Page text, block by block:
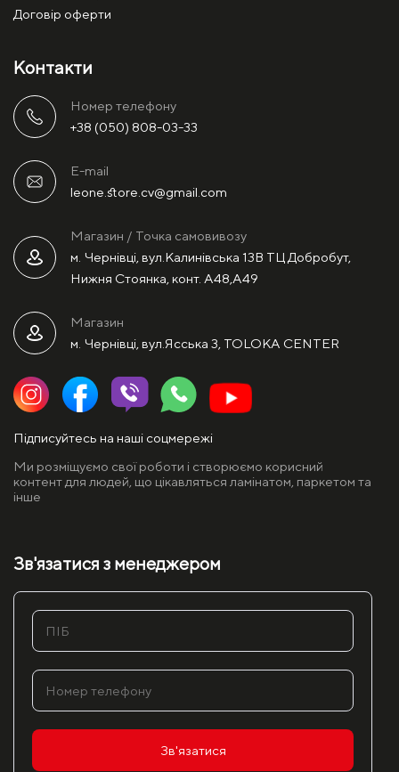
Договір оферти
Контакти
Номер телефону
+38 (050) 808-03-33
E-mail
leone.store.cv@gmail.com
Магазин / Точка самовивозу
м. Чернівці, вул.Калинівська 13В ТЦ Добробут,
Нижня Стоянка, конт. А48,А49
Магазин
м. Чернівці, вул.Ясська 3, TOLOKA CENTER
Підписуйтесь на наші соцмережі
Ми розміщуємо свої роботи і створюємо корисний
контент для людей, що цікавляться ламінатом, паркетом та
інше
Зв'язатися з менеджером
Зв'язатися